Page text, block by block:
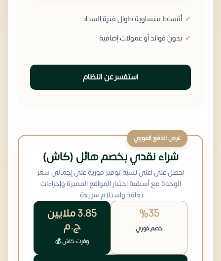
أقساط متساوية طوال فترة السداد
بدون فوائد أو عمولات إضافية
استفسر عن النظام
عرض الدفع الفوري
شراء نقدي بخصم هائل (كاش)
احصل على أعلى نسبة توفير فورية على إجمالي سعر
الوحدة مع أسبقية اختيار المواقع المميزة وإجراءات
تعاقد واستلام سريعة.
%35
خصم فوري
3.85 ملايين
ج.م
وفرت كاش 💰